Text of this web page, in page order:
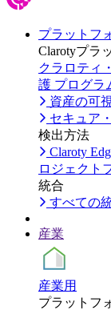
プラットフ
Clarotyプラ
クラロティ
護 プログラ
資産の可
セキュア
検出方法
Claroty
ロジェクト
統合
すべての
産業
産業用
プラットフ